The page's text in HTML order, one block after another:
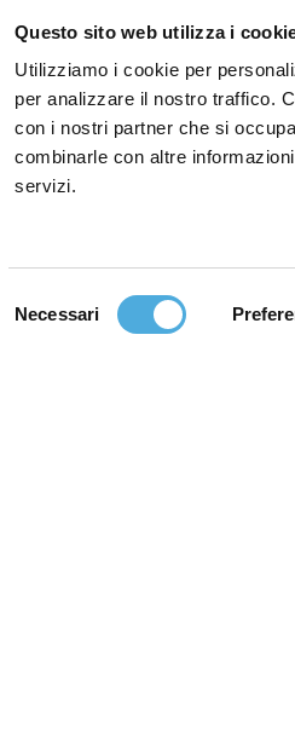
Questo sito web utilizza i
Utilizziamo i cookie per
per analizzare il nostro traffico.
con i nostri partner che si
combinarle con altre
servizi.
Necessari
aMaster Classcon vini e
Champagne Experience,